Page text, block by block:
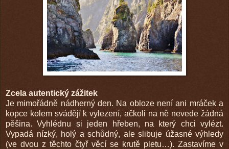
Zcela autentický zážitek
Je mimořádně nádherný den. Na obloze není ani mráček a
kopce kolem svádějí k vylezení, ačkoli na ně nevede žádná
pěšina. Vyhlédnu si jeden hřeben, na který chci vylézt.
Vypadá nízký, holý a schůdný, ale slibuje úžasné výhledy
(ve dvou z těchto čtyř věcí se krutě pletu…). Zastavíme v